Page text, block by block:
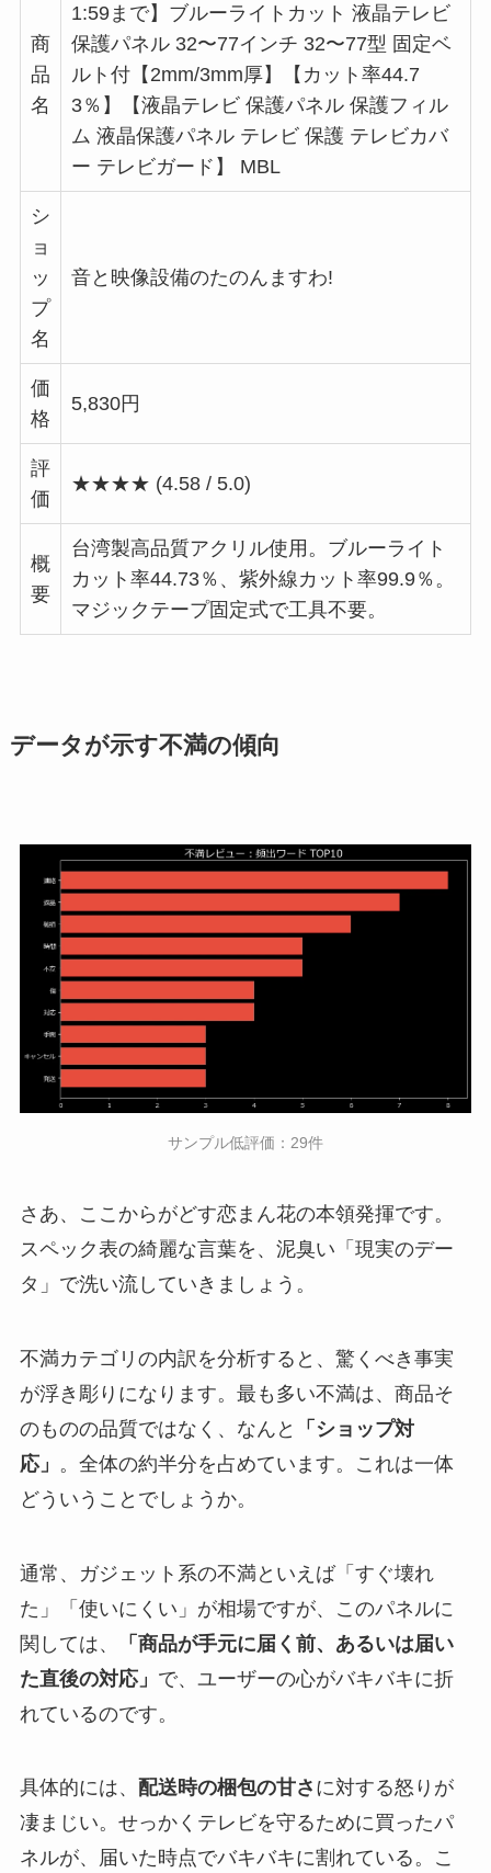
商
品
名
1:59まで】ブルーライトカット 液晶テレビ
保護パネル 32〜77インチ 32〜77型 固定ベ
ルト付【2mm/3mm厚】【カット率44.7
3％】【液晶テレビ 保護パネル 保護フィル
ム 液晶保護パネル テレビ 保護 テレビカバ
ー テレビガード】 MBL
シ
ョ
ッ
プ
名
音と映像設備のたのんますわ!
価
格
5,830円
評
価
★★★★ (4.58 / 5.0)
概
要
台湾製高品質アクリル使用。ブルーライト
カット率44.73％、紫外線カット率99.9％。
マジックテープ固定式で工具不要。
データが示す不満の傾向
サンプル低評価：29件
さあ、ここからがどす恋まん花の本領発揮です。
スペック表の綺麗な言葉を、泥臭い「現実のデー
タ」で洗い流していきましょう。
不満カテゴリの内訳を分析すると、驚くべき事実
が浮き彫りになります。最も多い不満は、商品そ
のものの品質ではなく、なんと
「ショップ対
応」 。全体の約半分を占めています。これは一体
どういうことでしょうか。
通常、ガジェット系の不満といえば「すぐ壊れ
た」「使いにくい」が相場ですが、このパネルに
関しては、
「商品が手元に届く前、あるいは届い
た直後の対応」 で、ユーザーの心がバキバキに折
れているのです。
具体的には、 配送時の梱包の甘さ に対する怒りが
凄まじい。せっかくテレビを守るために買ったパ
ネルが、届いた時点でバキバキに割れている。こ